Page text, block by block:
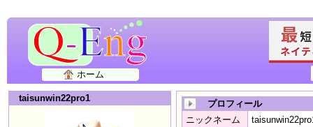
ホーム
taisunwin22pro1
プロフィール
ニックネーム